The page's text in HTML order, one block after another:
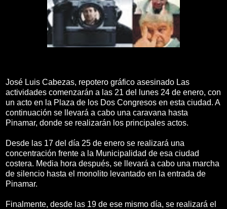
José Luis Cabezas, repotero gráfico asesinado Las
actividades comenzarán a las 21 del lunes 24 de enero, con
un acto en la Plaza de los Dos Congresos en esta ciudad. A
continuación se llevará a cabo una caravana hasta
Pinamar, donde se realizarán los principales actos.
Desde las 17 del día 25 de enero se realizará una
concentración frente a la Municipalidad de esa ciudad
costera. Media hora después, se llevará a cabo una marcha
de silencio hasta el monolito levantado en la entrada de
Pinamar.
Finalmente, desde las 19 de ese mismo día, se realizará el